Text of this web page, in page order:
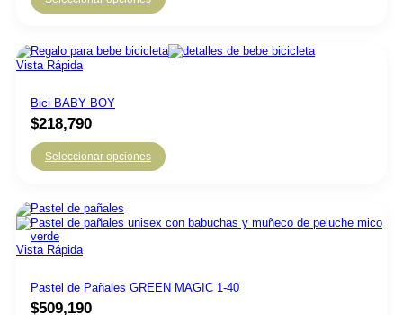
Vista Rápida
Bici BABY BOY
$218,790
Seleccionar opciones
Vista Rápida
Pastel de Pañales GREEN MAGIC 1-40
$509,190